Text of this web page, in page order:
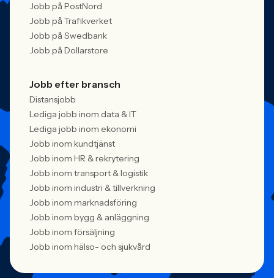
Jobb på PostNord
Jobb på Trafikverket
Jobb på Swedbank
Jobb på Dollarstore
Jobb efter bransch
Distansjobb
Lediga jobb inom data & IT
Lediga jobb inom ekonomi
Jobb inom kundtjänst
Jobb inom HR & rekrytering
Jobb inom transport & logistik
Jobb inom industri & tillverkning
Jobb inom marknadsföring
Jobb inom bygg & anläggning
Jobb inom försäljning
Jobb inom hälso- och sjukvård